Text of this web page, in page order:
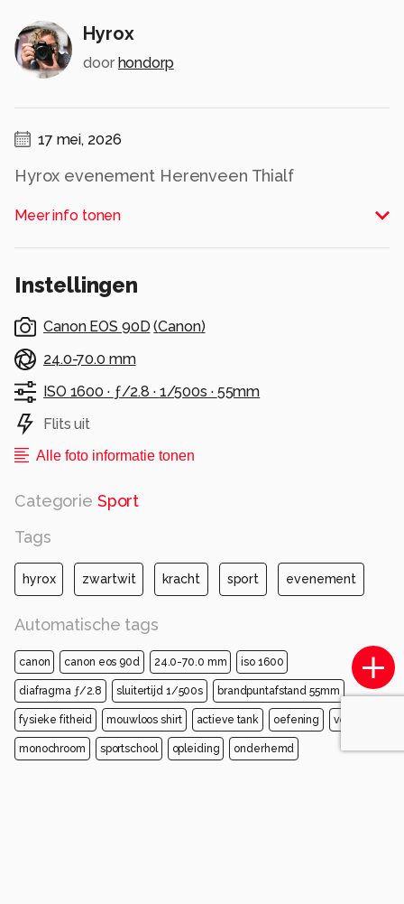
Hyrox
door hondorp
17 mei, 2026
Hyrox evenement Herenveen Thialf
Alle rechten voorbehouden
Meer info tonen
Instellingen
Canon EOS 90D (Canon)
24.0-70.0 mm
ISO 1600 · ƒ/2.8 · 1/500s · 55mm
Flits uit
Alle foto informatie tonen
Categorie Sport
Tags
hyrox zwartwit kracht sport evenement
Automatische tags
canon canon eos 90d 24.0-70.0 mm iso 1600
diafragma ƒ/2.8 sluitertijd 1/500s brandpuntafstand 55mm
fysieke fitheid mouwloos shirt actieve tank oefening vest
monochroom sportschool opleiding onderhemd